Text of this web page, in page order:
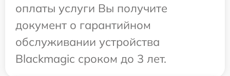
оплаты услуги Вы получите
документ о гарантийном
обслуживании устройства
Blackmagic сроком до 3 лет.